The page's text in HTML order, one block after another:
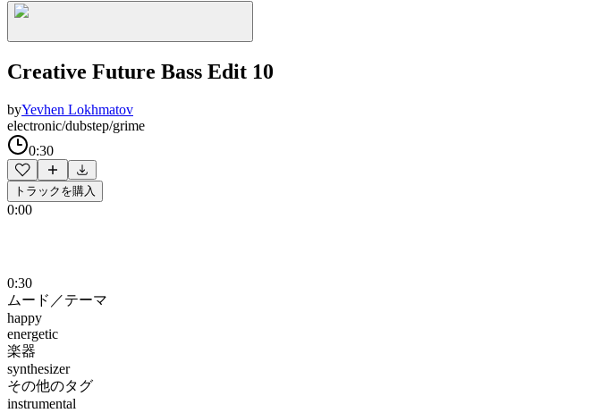
Creative Future Bass Edit 10
byYevhen Lokhmatov
electronic/dubstep/grime
0:30
トラックを購入
0:00
0:30
ムード／テーマ
happy
energetic
楽器
synthesizer
その他のタグ
instrumental